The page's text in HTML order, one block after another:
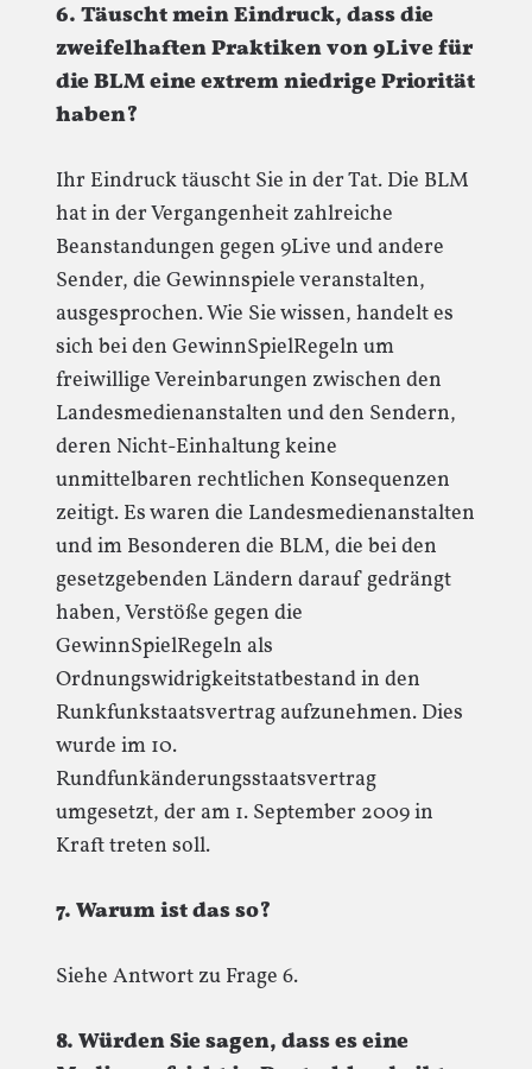
6. Täuscht mein Eindruck, dass die
zweifelhaften Praktiken von 9Live für
die BLM eine extrem niedrige Priorität
haben?
Ihr Eindruck täuscht Sie in der Tat. Die BLM
hat in der Vergangenheit zahlreiche
Beanstandungen gegen 9Live und andere
Sender, die Gewinnspiele veranstalten,
ausgesprochen. Wie Sie wissen, handelt es
sich bei den GewinnSpielRegeln um
freiwillige Vereinbarungen zwischen den
Landesmedienanstalten und den Sendern,
deren Nicht-Einhaltung keine
unmittelbaren rechtlichen Konsequenzen
zeitigt. Es waren die Landesmedienanstalten
und im Besonderen die BLM, die bei den
gesetzgebenden Ländern darauf gedrängt
haben, Verstöße gegen die
GewinnSpielRegeln als
Ordnungswidrigkeitstatbestand in den
Runkfunkstaatsvertrag aufzunehmen. Dies
wurde im 10.
Rundfunkänderungsstaatsvertrag
umgesetzt, der am 1. September 2009 in
Kraft treten soll.
7. Warum ist das so?
Siehe Antwort zu Frage 6.
8. Würden Sie sagen, dass es eine